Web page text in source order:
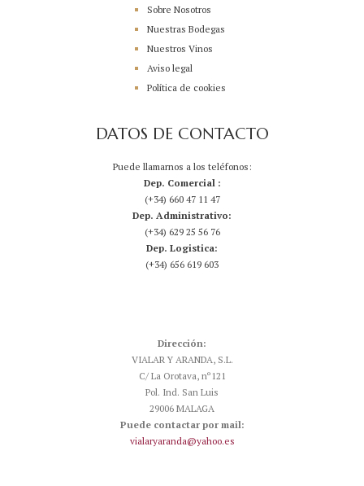
Sobre Nosotros
Nuestras Bodegas
Nuestros Vinos
Aviso legal
Política de cookies
DATOS DE CONTACTO
Puede llamarnos a los teléfonos:
Dep. Comercial :
(+34) 660 47 11 47
Dep. Administrativo:
(+34) 629 25 56 76
Dep. Logistica:
(+34) 656 619 603
Dirección:
VIALAR Y ARANDA, S.L.
C/ La Orotava, nº121
Pol. Ind. San Luis
29006 MALAGA
Puede contactar por mail:
vialaryaranda@yahoo.es